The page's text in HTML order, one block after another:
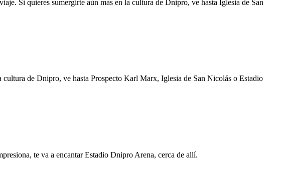
Si quieres sumergirte aún más en la cultura de Dnipro, ve hasta Iglesia de San
de Dnipro, ve hasta Prospecto Karl Marx, Iglesia de San Nicolás o Estadio
te va a encantar Estadio Dnipro Arena, cerca de allí.